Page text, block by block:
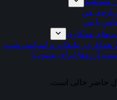
من
با من
همکاری
همکاری، تبلیغات و اسپانسرشیپ
آرزوها (برای یوتیوب)
حاضر خالی است.